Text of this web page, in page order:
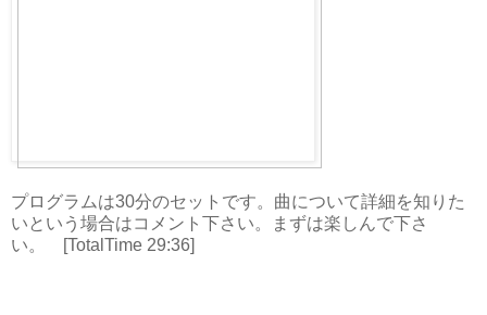
プログラムは30分のセットです。曲について詳細を知りた
いという場合はコメント下さい。まずは楽しんで下さ
い。 [TotalTime 29:36]